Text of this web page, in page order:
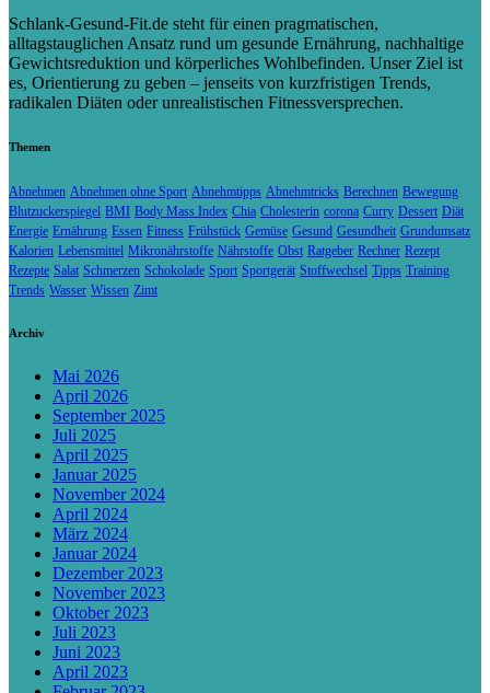
Schlank-Gesund-Fit.de steht für einen pragmatischen,
alltagstauglichen Ansatz rund um gesunde Ernährung, nachhaltige
Gewichtsreduktion und körperliches Wohlbefinden. Unser Ziel ist
es, Orientierung zu geben – jenseits von kurzfristigen Trends,
radikalen Diäten oder unrealistischen Fitnessversprechen.
Themen
Abnehmen Abnehmen ohne Sport Abnehmtipps Abnehmtricks Berechnen Bewegung
Blutzuckerspiegel BMI Body Mass Index Chia Cholesterin corona Curry Dessert Diät
Energie Ernährung Essen Fitness Frühstück Gemüse Gesund Gesundheit Grundumsatz
Kalorien Lebensmittel Mikronährstoffe Nährstoffe Obst Ratgeber Rechner Rezept
Rezepte Salat Schmerzen Schokolade Sport Sportgerät Stoffwechsel Tipps Training
Trends Wasser Wissen Zimt
Archiv
Mai 2026
April 2026
September 2025
Juli 2025
April 2025
Januar 2025
November 2024
April 2024
März 2024
Januar 2024
Dezember 2023
November 2023
Oktober 2023
Juli 2023
Juni 2023
April 2023